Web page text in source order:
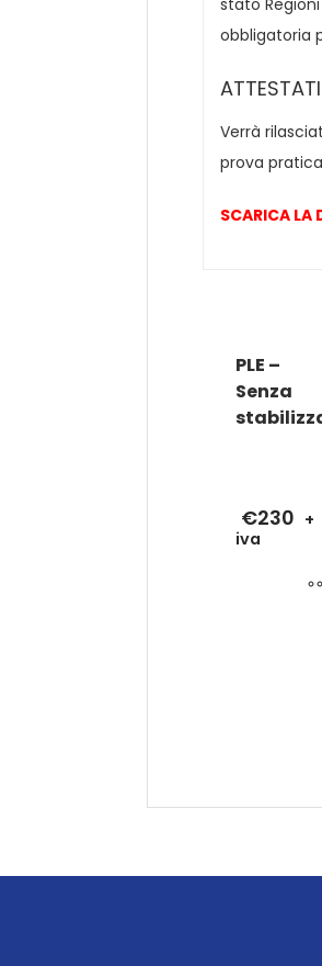
stato
obbligatoria
ATTESTATI
Verrà
prova pratica
SCARICA LA
PLE –
Senza
€230 +
iva